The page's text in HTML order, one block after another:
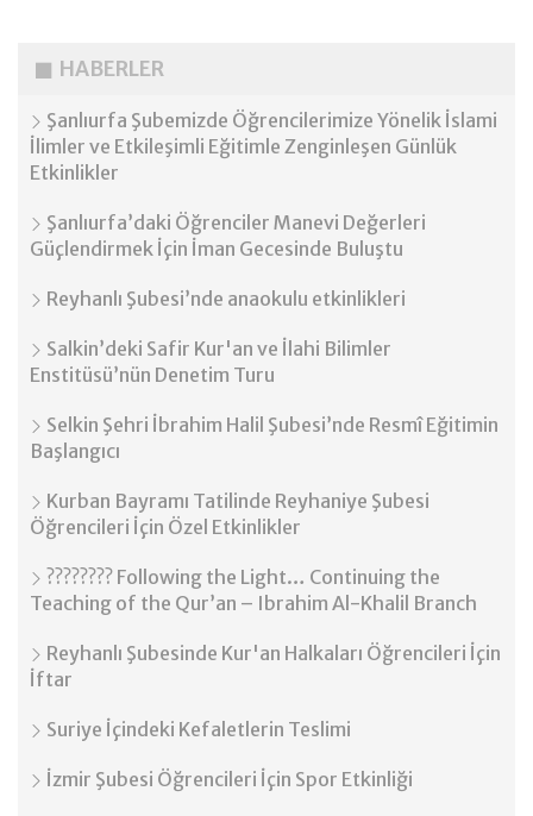
HABERLER
Şanlıurfa Şubemizde Öğrencilerimize Yönelik İslami
İlimler ve Etkileşimli Eğitimle Zenginleşen Günlük
Etkinlikler
Şanlıurfa’daki Öğrenciler Manevi Değerleri
Güçlendirmek İçin İman Gecesinde Buluştu
Reyhanlı Şubesi’nde anaokulu etkinlikleri
Salkin’deki Safir Kur'an ve İlahi Bilimler
Enstitüsü’nün Denetim Turu
Selkin Şehri İbrahim Halil Şubesi’nde Resmî Eğitimin
Başlangıcı
Kurban Bayramı Tatilinde Reyhaniye Şubesi
Öğrencileri İçin Özel Etkinlikler
???????? Following the Light… Continuing the
Teaching of the Qur’an – Ibrahim Al-Khalil Branch
Reyhanlı Şubesinde Kur'an Halkaları Öğrencileri İçin
İftar
Suriye İçindeki Kefaletlerin Teslimi
İzmir Şubesi Öğrencileri İçin Spor Etkinliği